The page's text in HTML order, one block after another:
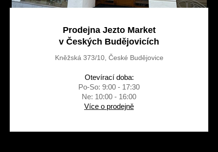
Prodejna Jezto Market
v Českých Budějovicích
Kněžská 373/10, České Budějovice
Otevírací doba:
Po-So: 9:00 - 17:30
Ne: 10:00 - 16:00
Více o prodejně